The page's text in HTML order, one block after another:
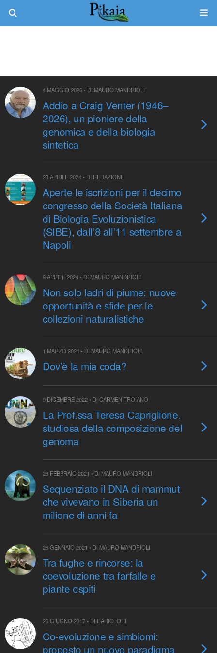
4 MAGGIO 2026 • DI MAURO MANDRIOLI
Addio a Craig Venter (1946–
2026), un pioniere della
genomica e della biologia
sintetica
23 APRILE 2024 • DI REDAZIONE
Aperte le iscrizioni per il decimo
congresso della Società Italiana
di Biologia Evoluzionistica
(SIBE), dall’8 all’11 settembre a
Napoli
9 APRILE 2024 • DI MAURO MANDRIOLI
Non solo ladri di piume: nuove
opportunità e sfide per le
collezioni naturalistiche
1 MARZO 2024 • DI MAURO MANDRIOLI
Dov’è la mia coda?
9 DICEMBRE 2022 • DI CARMEN TROIANO
La Prof.ssa Teresa Capriglione,
studiosa della composizione del
genoma
23 FEBBRAIO 2021 • DI MAURO MANDRIOLI
Sequenziato il DNA di mammut
che vivevano in Siberia un
milione di anni fa
26 GENNAIO 2021 • DI MAURO MANDRIOLI
Tra fughe e rincorse: la
coevoluzione tra farfalle e
piante ospiti
26 GIUGNO 2017 • DI DARIO IORI
Co-evoluzione e simbiomi:
proposto un nuovo paradigma